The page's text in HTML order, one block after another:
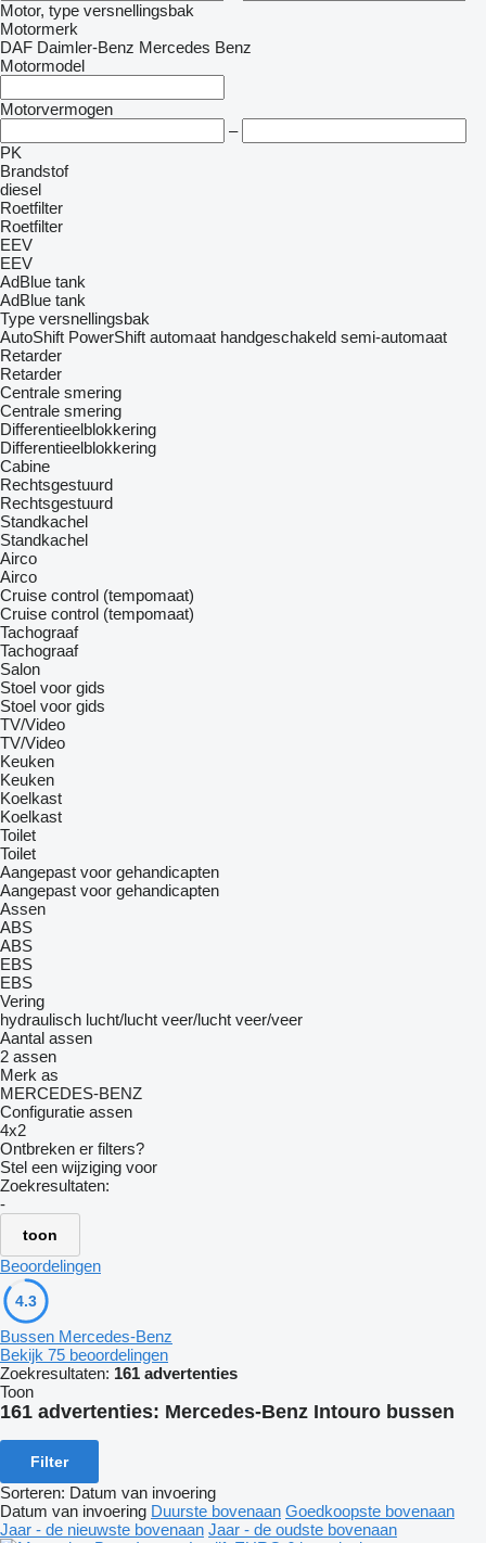
Motor, type versnellingsbak
Motormerk
DAF Daimler-Benz Mercedes Benz
Motormodel
Motorvermogen
–
PK
Brandstof
diesel
Roetfilter
Roetfilter
EEV
EEV
AdBlue tank
AdBlue tank
Type versnellingsbak
AutoShift PowerShift automaat handgeschakeld semi-automaat
Retarder
Retarder
Centrale smering
Centrale smering
Differentieelblokkering
Differentieelblokkering
Cabine
Rechtsgestuurd
Rechtsgestuurd
Standkachel
Standkachel
Airco
Airco
Cruise control (tempomaat)
Cruise control (tempomaat)
Tachograaf
Tachograaf
Salon
Stoel voor gids
Stoel voor gids
TV/Video
TV/Video
Keuken
Keuken
Koelkast
Koelkast
Toilet
Toilet
Aangepast voor gehandicapten
Aangepast voor gehandicapten
Assen
ABS
ABS
EBS
EBS
Vering
hydraulisch lucht/lucht veer/lucht veer/veer
Aantal assen
2 assen
Merk as
MERCEDES-BENZ
Configuratie assen
4x2
Ontbreken er filters?
Stel een wijziging voor
Zoekresultaten:
-
toon
Beoordelingen
4.3
Bussen Mercedes-Benz
Bekijk 75 beoordelingen
Zoekresultaten: 161 advertenties
Toon
161 advertenties: Mercedes-Benz Intouro bussen
Filter
Sorteren: Datum van invoering
Datum van invoering Duurste bovenaan Goedkoopste bovenaan
Jaar - de nieuwste bovenaan Jaar - de oudste bovenaan